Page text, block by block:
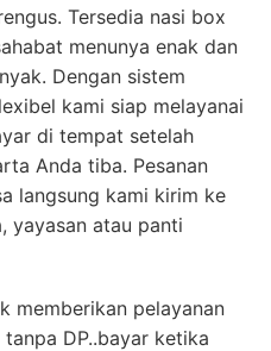
Tersedia nasi box
menunya enak dan
Dengan sistem
kami siap melayanai
di tempat setelah
Anda tiba. Pesanan
langsung kami kirim ke
yayasan atau panti
memberikan pelayanan
DP..bayar ketika